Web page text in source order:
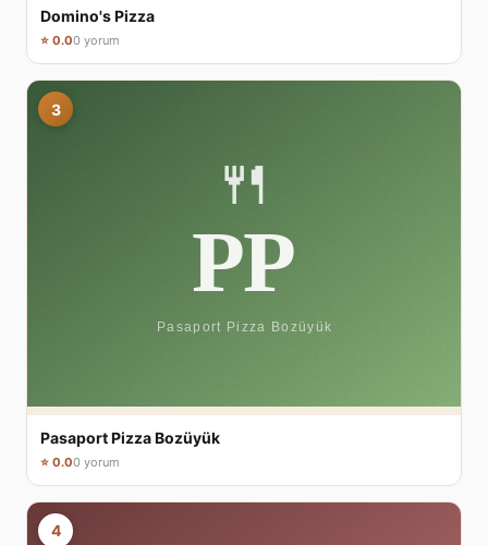
Domino's Pizza
⭐ 0.00 yorum
3
Pasaport Pizza Bozüyük
⭐ 0.00 yorum
4